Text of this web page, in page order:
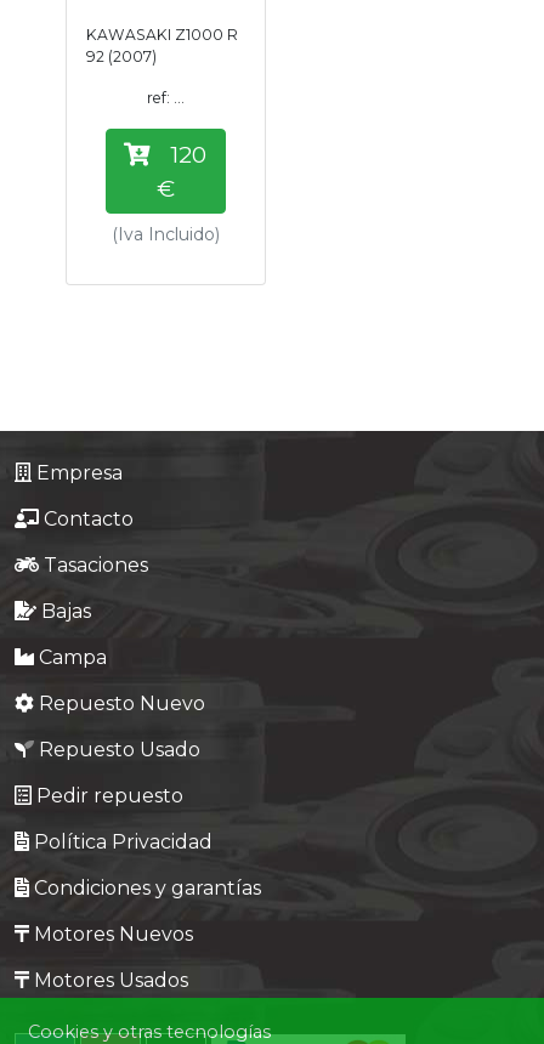
Formulario
Empresa
Contacto
KAWASAKI Z1000 R
92 (2007)
ref: ...
120
€
(Iva Incluido)
Empresa
Contacto
Tasaciones
Bajas
Campa
Repuesto Nuevo
Repuesto Usado
Pedir repuesto
Política Privacidad
Condiciones y garantías
Motores Nuevos
Motores Usados
Cookies y otras tecnologías